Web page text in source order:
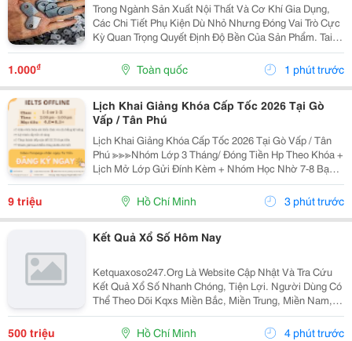
Trong Ngành Sản Xuất Nội Thất Và Cơ Khí Gia Dụng,
Các Chi Tiết Phụ Kiện Dù Nhỏ Nhưng Đóng Vai Trò Cực
Kỳ Quan Trọng Quyết Định Độ Bền Của Sản Phẩm. Tai
Bàn Sắt (Hay Còn Gọi Là Tai Sắt Cho Bàn Ghế, Vấu Bàn
Sắt, Tai Khóa, Tai Khóa Sắt ) Chính Là Một...
1.000₫ Toàn quốc 1 phút trước
Lịch Khai Giảng Khóa Cấp Tốc 2026 Tại Gò
Vấp / Tân Phú
Lịch Khai Giảng Khóa Cấp Tốc 2026 Tại Gò Vấp / Tân
Phú ≫≫≫Nhóm Lớp 3 Tháng/ Đóng Tiền Hp Theo Khóa +
Lịch Mở Lớp Gửi Đính Kèm + Nhóm Học Nhờ 7-8 Bạn/
Lớp + Giáo Trình Ielts Có Band Điểm Lộ Trình, Sách
Nước Ngoài Bám Sát + Chia Đều 4 Kỹ...
9 triệu Hồ Chí Minh 3 phút trước
Kết Quả Xổ Số Hôm Nay
Ketquaxoso247.Org Là Website Cập Nhật Và Tra Cứu
Kết Quả Xổ Số Nhanh Chóng, Tiện Lợi. Người Dùng Có
Thể Theo Dõi Kqxs Miền Bắc, Miền Trung, Miền Nam,
Vietlott Trực Tiếp Theo Từng Ngày Với Thông Tin Chi
Tiết, Dễ Dàng Tìm Kiếm Và Tra Cứu Trên Nhiều...
500 triệu Hồ Chí Minh 4 phút trước